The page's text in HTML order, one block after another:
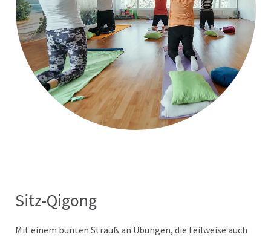
Sitz-Qigong
Mit einem bunten Strauß an Übungen, die teilweise auch